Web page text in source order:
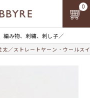
編み物、刺繍、刺し子／
0
太／ストレートヤーン ウールス